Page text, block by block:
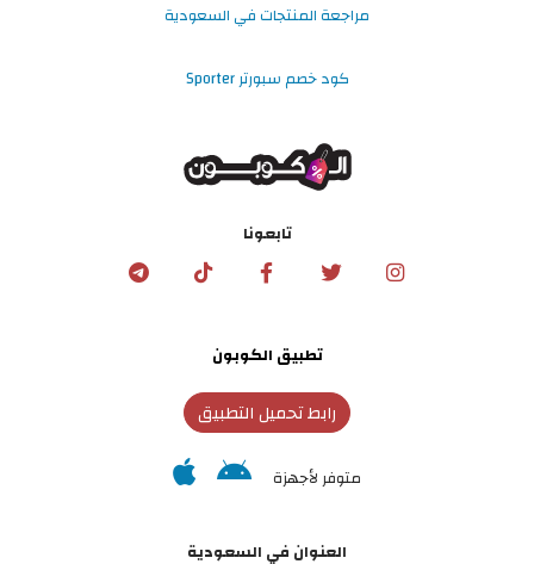
مراجعة المنتجات في السعودية
كود خصم سبورتر Sporter
تابعونا
تطبيق الكوبون
رابط تحميل التطبيق
متوفر لأجهزة
العنوان في السعودية